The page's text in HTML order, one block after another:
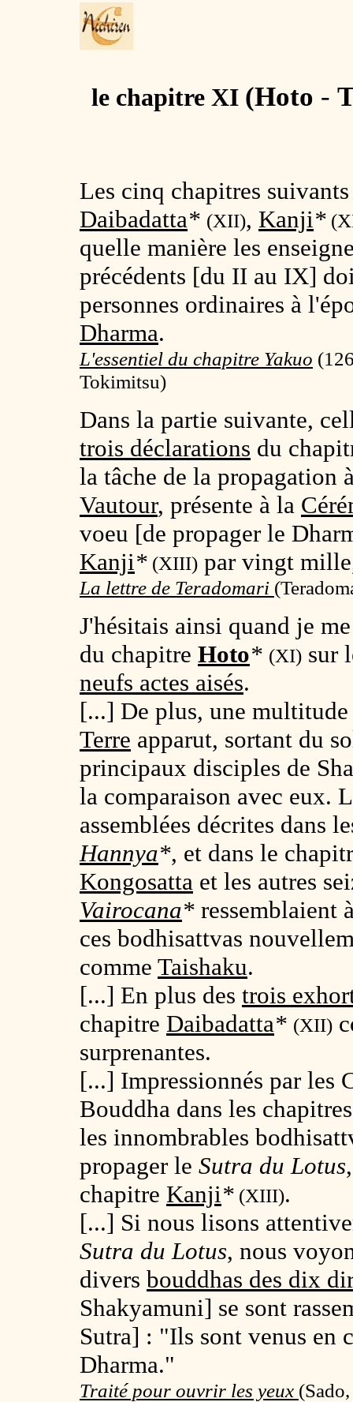
le chapitre XI (Hoto -
Les cinq chapitres
Daibadatta* (XII), Kanji*
quelle manière les
précédents [du II au IX]
personnes ordinaires à
Dharma.
L'essentiel du chapitre Yakuo (
Tokimitsu)
Dans la partie suivante,
trois déclarations du
la tâche de la propagation
Vautour, présente à la
voeu [de propager le
Kanji* (XIII) par vingt
La lettre de Teradomari (
J'hésitais ainsi quand je
du chapitre Hoto* (XI) sur
neufs actes aisés.
[...] De plus, une
Terre apparut, sortant du
principaux disciples de
la comparaison avec eux.
assemblées décrites dans
Hannya*, et dans le
Kongosatta et les autres
Vairocana* ressemblaient
ces bodhisattvas
comme Taishaku.
[...] En plus des trois
chapitre Daibadatta* (XII)
surprenantes.
[...] Impressionnés par les
Bouddha dans les
les innombrables
propager le Sutra du Lotus
chapitre Kanji* (XIII).
[...] Si nous lisons
Sutra du Lotus, nous
divers bouddhas des dix
Shakyamuni] se sont
Sutra] : "Ils sont venus en
Dharma."
Traité pour ouvrir les yeux (